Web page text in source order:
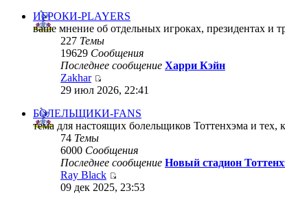
ИГРОКИ-PLAYERS
ваше мнение об отдельных игроках, президентах и
227 Темы
19629 Сообщения
Последнее сообщение Харри Кэйн
Zakhar
29 июл 2026, 22:41
БОЛЕЛЬЩИКИ-FANS
тема для настоящих болельщиков Тоттенхэма и тех,
74 Темы
6000 Сообщения
Последнее сообщение Новый стадион
Ray Black
09 дек 2025, 23:53